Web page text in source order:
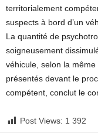
territorialement
suspects à bord d’un
La quantité de
soigneusement
véhicule, selon la
présentés devant le
compétent, conclut le
Post Views: 1 392